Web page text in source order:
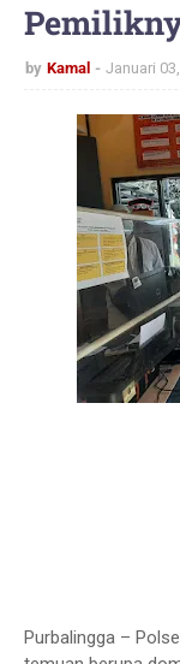
by Kamal Januari
Purbalingga –